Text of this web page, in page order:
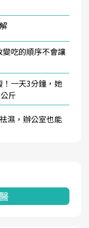
吃的順序不會讓
一天3分鐘，她
斤
濕，辦公室也能